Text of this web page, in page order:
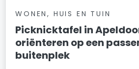
WONEN, HUIS EN TUIN
Picknicktafel in
oriënteren op een
buitenplek